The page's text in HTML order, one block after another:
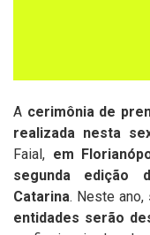
A cerimônia de
realizada nesta
Faial, em
segunda edição
Catarina. Neste ano,
entidades serão